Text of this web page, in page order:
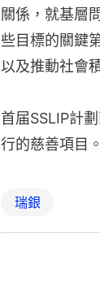
關係，就基層
些目標的關鍵
以及推動社會
首届SSLIP計
行的慈善項目。
瑞銀